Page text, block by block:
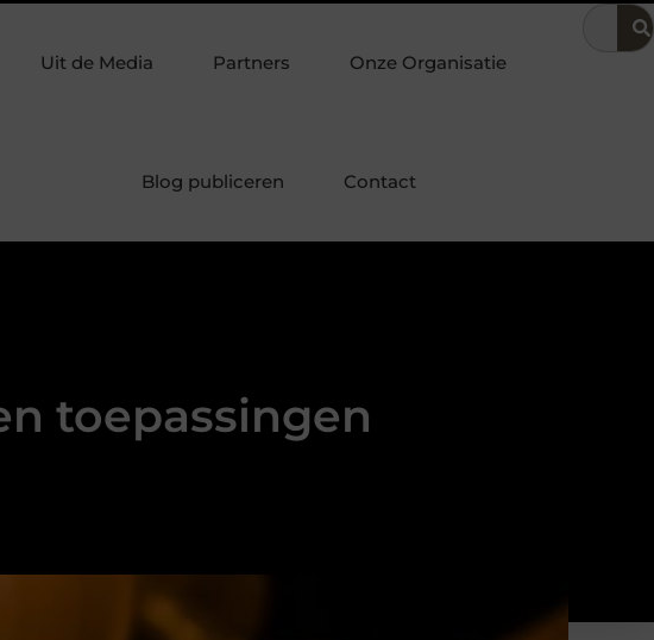
in de bedrijfsvoering
Uit de Media Partners Onze Organisatie
Blog publiceren Contact
toepassingen